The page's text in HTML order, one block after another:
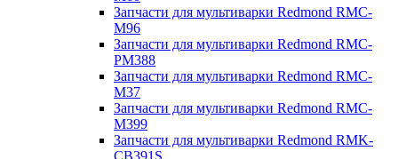
Запчасти для мультиварки Redmond RMC-
M96
Запчасти для мультиварки Redmond RMC-
PM388
Запчасти для мультиварки Redmond RMC-
M37
Запчасти для мультиварки Redmond RMC-
M399
Запчасти для мультиварки Redmond RMK-
CB391S